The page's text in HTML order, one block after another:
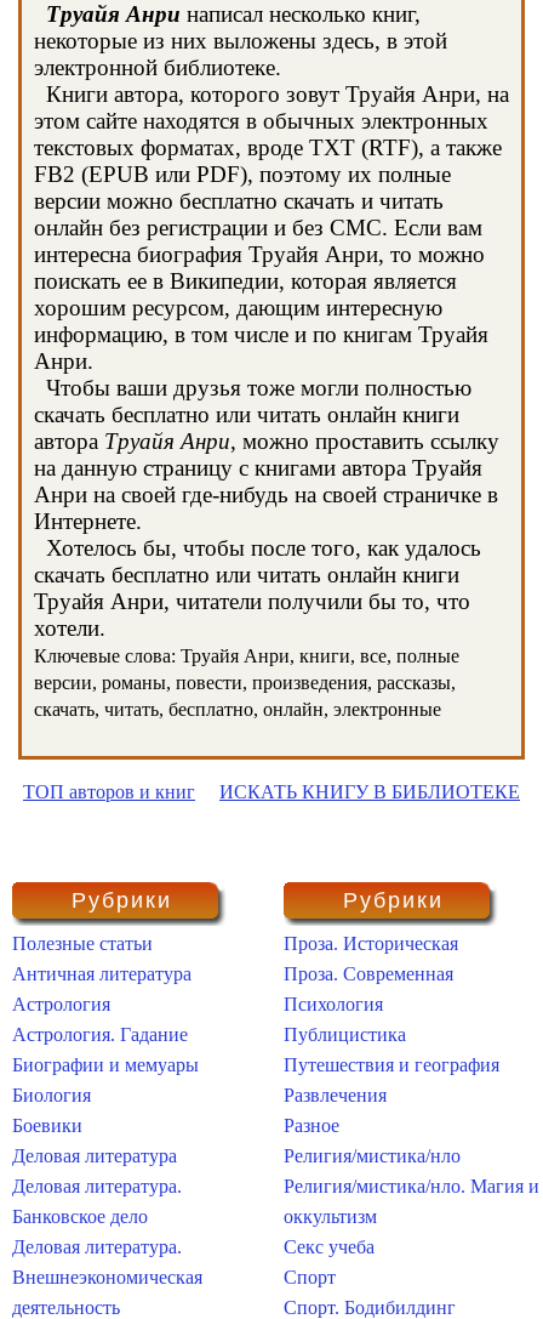
Труайя Анри написал несколько книг,
некоторые из них выложены здесь, в этой
электронной библиотеке.
Книги автора, которого зовут Труайя Анри, на
этом сайте находятся в обычных электронных
текстовых форматах, вроде TXT (RTF), а также
FB2 (EPUB или PDF), поэтому их полные
версии можно бесплатно скачать и читать
онлайн без регистрации и без СМС. Если вам
интересна биография Труайя Анри, то можно
поискать ее в Википедии, которая является
хорошим ресурсом, дающим интересную
информацию, в том числе и по книгам Труайя
Анри.
Чтобы ваши друзья тоже могли полностью
скачать бесплатно или читать онлайн книги
автора Труайя Анри, можно проставить ссылку
на данную страницу с книгами автора Труайя
Анри на своей где-нибудь на своей страничке в
Интернете.
Хотелось бы, чтобы после того, как удалось
скачать бесплатно или читать онлайн книги
Труайя Анри, читатели получили бы то, что
хотели.
Ключевые слова: Труайя Анри, книги, все, полные
версии, романы, повести, произведения, рассказы,
скачать, читать, бесплатно, онлайн, электронные
ТОП авторов и книг ИСКАТЬ КНИГУ В БИБЛИОТЕКЕ
Рубрики
Полезные статьи
Античная литература
Астрология
Астрология. Гадание
Биографии и мемуары
Биология
Боевики
Деловая литература
Деловая литература.
Банковское дело
Деловая литература.
Внешнеэкономическая
деятельность
Рубрики
Проза. Историческая
Проза. Современная
Психология
Публицистика
Путешествия и география
Развлечения
Разное
Религия/мистика/нло
Религия/мистика/нло. Магия и
оккультизм
Секс учеба
Спорт
Спорт. Бодибилдинг